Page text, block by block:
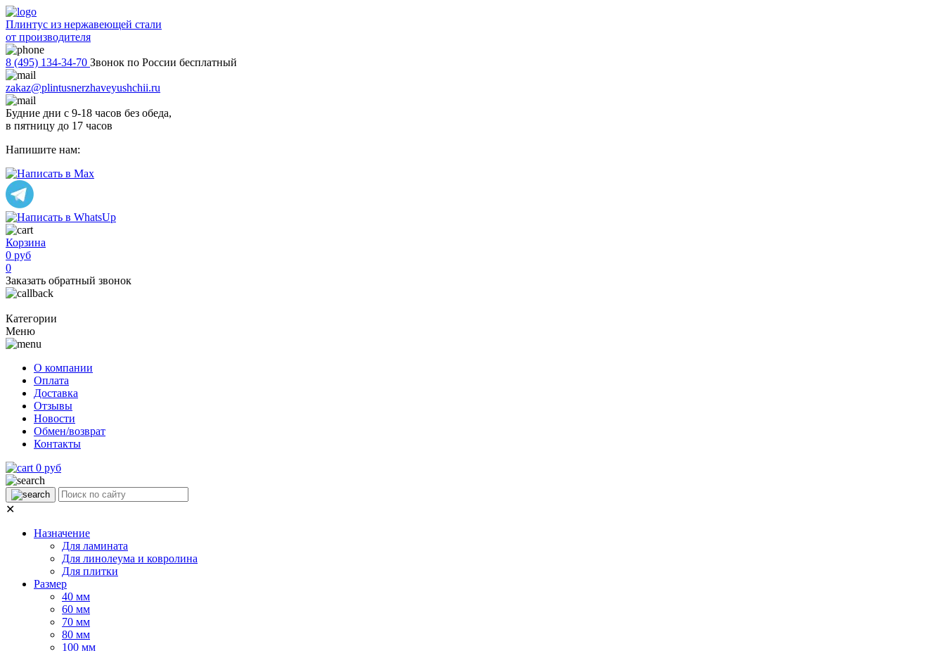
Плинтус из нержавеющей стали
от производителя
8 (495) 134-34-70 Звонок по России бесплатный
zakaz@plintusnerzhaveyushchii.ru
Будние дни с 9-18 часов без обеда,
в пятницу до 17 часов
Напишите нам:
Корзина
0 руб
0
Заказать обратный звонок
Категории
Меню
О компании
Оплата
Доставка
Отзывы
Новости
Обмен/возврат
Контакты
0 руб
✕
Назначение
Для ламината
Для линолеума и ковролина
Для плитки
Размер
40 мм
60 мм
70 мм
80 мм
100 мм